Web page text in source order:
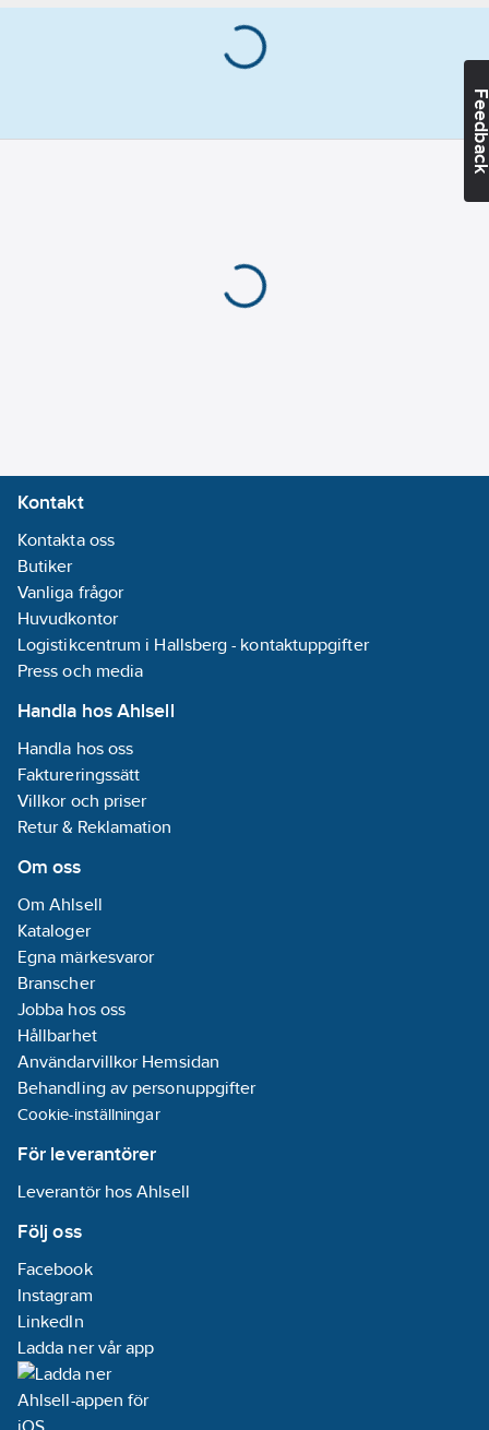
Kontakt
Kontakta oss
Butiker
Vanliga frågor
Huvudkontor
Logistikcentrum i Hallsberg - kontaktuppgifter
Press och media
Handla hos Ahlsell
Handla hos oss
Faktureringssätt
Villkor och priser
Retur & Reklamation
Om oss
Om Ahlsell
Kataloger
Egna märkesvaror
Branscher
Jobba hos oss
Hållbarhet
Användarvillkor Hemsidan
Behandling av personuppgifter
Cookie-inställningar
För leverantörer
Leverantör hos Ahlsell
Följ oss
Facebook
Instagram
LinkedIn
Ladda ner vår app